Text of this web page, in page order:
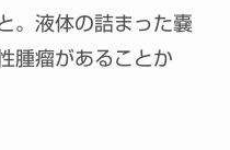
。液体の詰まった嚢
腫瘤があることか